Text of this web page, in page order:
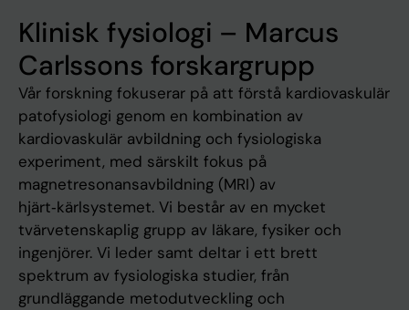
Klinisk fysiologi – Marcus
Carlssons forskargrupp
Vår forskning fokuserar på att förstå kardiovaskulär
patofysiologi genom en kombination av
kardiovaskulär avbildning och fysiologiska
experiment, med särskilt fokus på
magnetresonansavbildning (MRI) av
hjärt‑kärlsystemet. Vi består av en mycket
tvärvetenskaplig grupp av läkare, fysiker och
ingenjörer. Vi leder samt deltar i ett brett
spektrum av fysiologiska studier, från
grundläggande metodutveckling och